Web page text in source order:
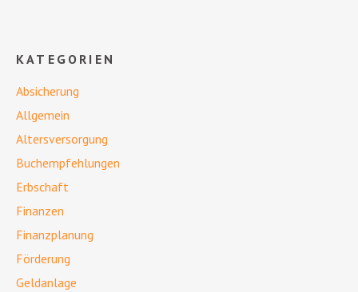
KATEGORIEN
Absicherung
Allgemein
Altersversorgung
Buchempfehlungen
Erbschaft
Finanzen
Finanzplanung
Förderung
Geldanlage